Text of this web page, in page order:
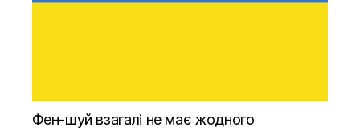
Фен-шуй взагалі не має жодного